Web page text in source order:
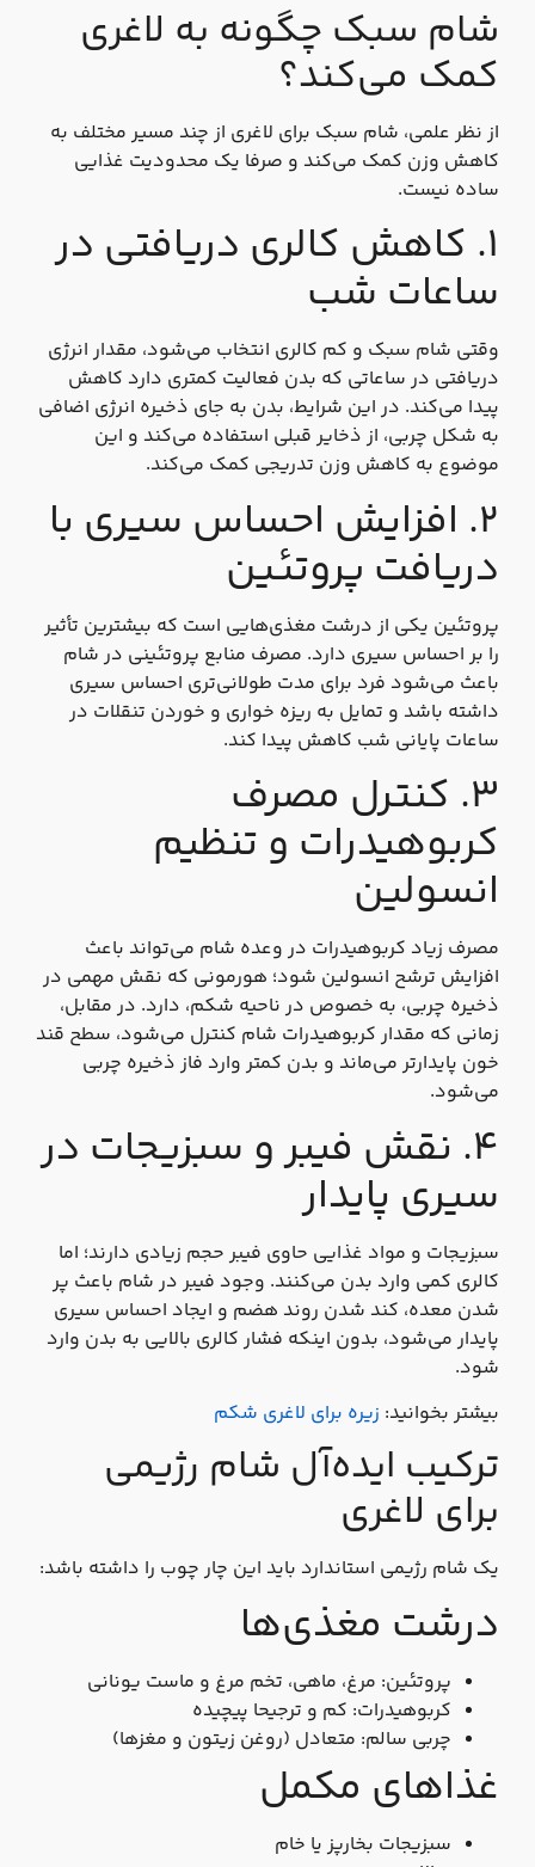
شام سبک چگونه به لاغری
کمک می‌کند؟
از نظر علمی، شام سبک برای لاغری از چند مسیر مختلف به
کاهش وزن کمک می‌کند و صرفا یک محدودیت غذایی
ساده نیست.
۱. کاهش کالری دریافتی در
ساعات شب
وقتی شام سبک و کم‌ کالری انتخاب می‌شود، مقدار انرژی
دریافتی در ساعاتی که بدن فعالیت کمتری دارد کاهش
پیدا می‌کند. در این شرایط، بدن به‌ جای ذخیره انرژی اضافی
به شکل چربی، از ذخایر قبلی استفاده می‌کند و این
موضوع به کاهش وزن تدریجی کمک می‌کند.
۲. افزایش احساس سیری با
دریافت پروتئین
پروتئین یکی از درشت‌ مغذی‌هایی است که بیشترین تأثیر
را بر احساس سیری دارد. مصرف منابع پروتئینی در شام
باعث می‌شود فرد برای مدت طولانی‌تری احساس سیری
داشته باشد و تمایل به ریزه‌ خواری و خوردن تنقلات در
ساعات پایانی شب کاهش پیدا کند.
۳. کنترل مصرف
کربوهیدرات و تنظیم
انسولین
مصرف زیاد کربوهیدرات در وعده شام می‌تواند باعث
افزایش ترشح انسولین شود؛ هورمونی که نقش مهمی در
ذخیره چربی، به‌ خصوص در ناحیه شکم، دارد. در مقابل،
زمانی که مقدار کربوهیدرات شام کنترل می‌شود، سطح قند
خون پایدارتر می‌ماند و بدن کمتر وارد فاز ذخیره چربی
می‌شود.
۴. نقش فیبر و سبزیجات در
سیری پایدار
سبزیجات و مواد غذایی حاوی فیبر حجم زیادی دارند؛ اما
کالری کمی وارد بدن می‌کنند. وجود فیبر در شام باعث پر
شدن معده، کند شدن روند هضم و ایجاد احساس سیری
پایدار می‌شود، بدون اینکه فشار کالری بالایی به بدن وارد
شود.
بیشتر بخوانید:زیره برای لاغری شکم
ترکیب ایده‌آل شام رژیمی
برای لاغری
یک شام رژیمی استاندارد باید این چار چوب را داشته باشد:
درشت‌ مغذی‌ها
پروتئین: مرغ، ماهی، تخم‌ مرغ و ماست یونانی
کربوهیدرات: کم و ترجیحا پیچیده
چربی سالم: متعادل (روغن زیتون و مغزها)
غذاهای مکمل
سبزیجات بخارپز یا خام